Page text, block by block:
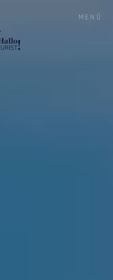
MENÜ